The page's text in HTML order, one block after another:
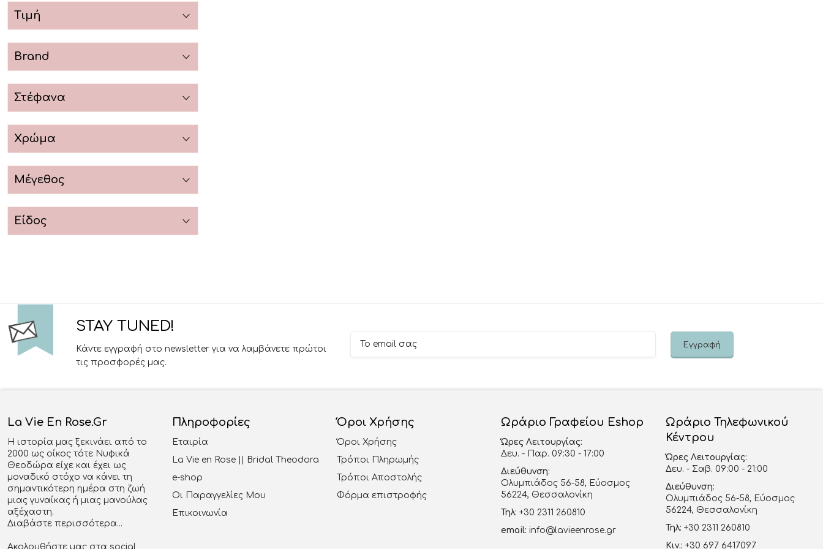
Τιμή
Brand
Στέφανα
Χρώμα
Μέγεθος
Είδος
STAY TUNED!
Κάντε εγγραφή στο newsletter για να λαμβάνετε πρώτοι
τις προσφορές μας.
La Vie En Rose.gr
Η ιστορία μας ξεκινάει από το
2000 ως οίκος τότε Νυφικά
Θεοδώρα είχε και έχει ως
μοναδικό στόχο να κάνει τη
σημαντικότερη ημέρα στη ζωή
μιας γυναίκας ή μιας μανούλας
αξέχαστη.
Διαβάστε περισσότερα...
Ακολουθήστε μας στα social
Πληροφορίες
Εταιρία
La Vie en Rose || Bridal Theodora
e-shop
Οι Παραγγελίες Μου
Επικοινωνία
Όροι Χρήσης
Όροι Χρήσης
Τρόποι Πληρωμής
Τρόποι Αποστολής
Φόρμα επιστροφής
Ωράριο Γραφείου Eshop
Ώρες Λειτουργίας:
Δευ. - Παρ. 09:30 - 17:00
Διεύθυνση:
Ολυμπιάδος 56-58, Εύοσμος
56224, Θεσσαλονίκη
Τηλ: +30 2311 260810
email: info@lavieenrose.gr
Ωράριο Τηλεφωνικού
Κέντρου
Ώρες Λειτουργίας:
Δευ. - Σαβ. 09:00 - 21:00
Διεύθυνση:
Ολυμπιάδος 56-58, Εύοσμος
56224, Θεσσαλονίκη
Τηλ: +30 2311 260810
Κιν.: +30 697 6417097